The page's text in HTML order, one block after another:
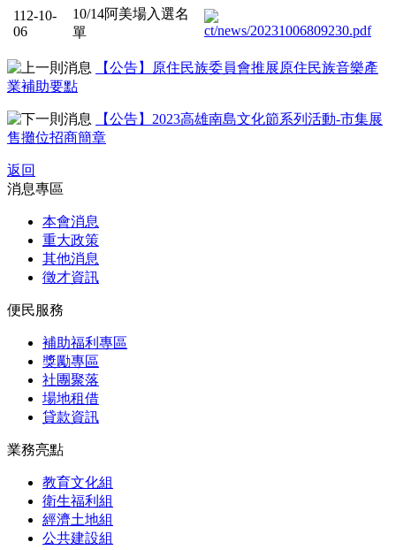
112-10-
06
10/14阿美場入選名
單
【公告】原住民族委員會推展原住民族音樂產
業補助要點
【公告】2023高雄南島文化節系列活動-市集展
售攤位招商簡章
返回
消息專區
本會消息
重大政策
其他消息
徵才資訊
便民服務
補助福利專區
獎勵專區
社團聚落
場地租借
貸款資訊
業務亮點
教育文化組
衛生福利組
經濟土地組
公共建設組